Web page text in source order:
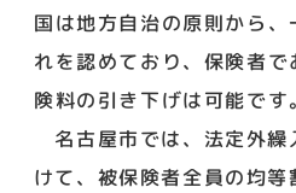
国は地方自治の原則から
れを認めており、保険者
険料の引き下げは可能で
名古屋市では、法定外繰
けて、被保険者全員の均